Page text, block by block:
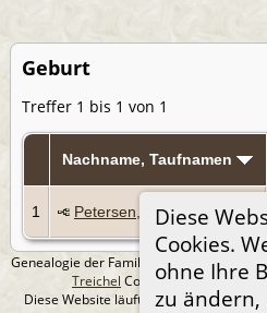
Diese
Cookies.
ohne Ihre
zu ändern,
Geburt
Treffer 1 bis 1 von 1
Nachname, Taufnamen
1 Petersen, Floyd Nelsver
Genealogie der Familie Treichel aus
Treichel Copyright © 2014-
Diese Website läuft mitThe Next